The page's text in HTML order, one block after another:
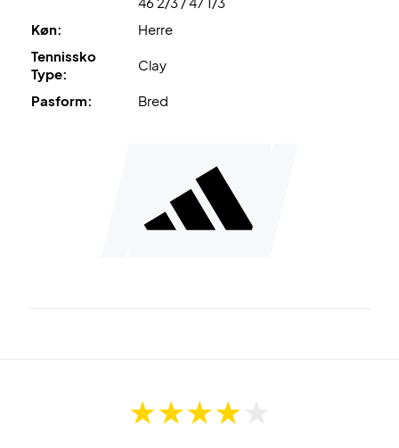
Køn:
Herre
Tennissko
Type:
Clay
Pasform: Bred